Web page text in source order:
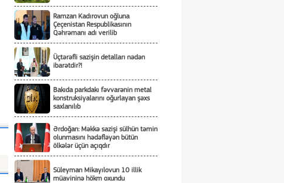
Ramzan Kadırovun oğluna
Çeçenistan Respublikasının
Qəhrəmanı adı verilib
Üçtərəfli sazişin detalları nədən
ibarətdir?!
Bakıda parkdakı fəvvarənin metal
konstruksiyalarını oğurlayan şəxs
saxlanılıb
Ərdoğan: Məkkə sazişi sülhün təmin
olunmasını hədəfləyən bütün
ölkələr üçün açıqdır
Süleyman Mikayılovun 10 illik
müavininə hökm oxundu